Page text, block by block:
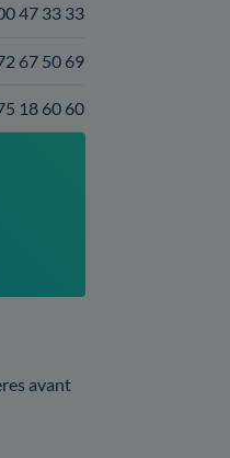
47 33 33
67 50 69
18 60 60
avant